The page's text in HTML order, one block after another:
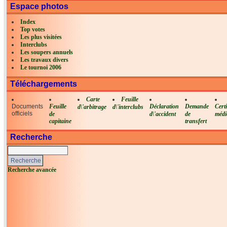
Espace photos
Index
Top votes
Les plus visitées
Interclubs
Les soupers annuels
Les travaux divers
Le tournoi 2006
Téléchargements
Documents
officiels
Feuille
de
capitaine
Carte
d\'arbitrage
Feuille
d\'interclubs
Déclaration
d\'accident
Demande
de
transfert
Recherche
Recherche avancée